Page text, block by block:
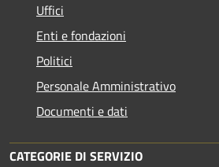
Uffici
Enti e fondazioni
Politici
Personale Amministrativo
Documenti e dati
CATEGORIE DI SERVIZIO